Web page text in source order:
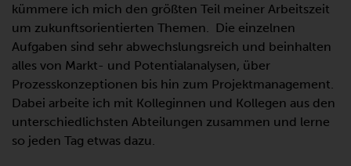
kümmere ich mich den größten Teil meiner Arbeitszeit
um zukunftsorientierten Themen. Die einzelnen
Aufgaben sind sehr abwechslungsreich und beinhalten
alles von Markt- und Potentialanalysen, über
Prozesskonzeptionen bis hin zum Projektmanagement.
Dabei arbeite ich mit Kolleginnen und Kollegen aus den
unterschiedlichsten Abteilungen zusammen und lerne
so jeden Tag etwas dazu.